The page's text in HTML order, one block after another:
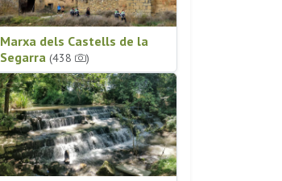
Marxa dels Castells de la
Segarra (438 )